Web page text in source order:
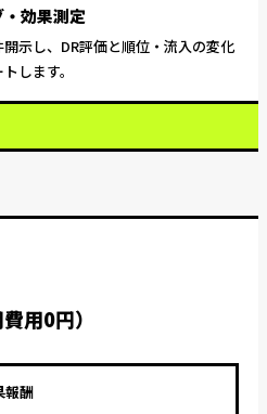
・効果測定
示し、DR評価と順位・流入の変化
します。
用0円）
報酬